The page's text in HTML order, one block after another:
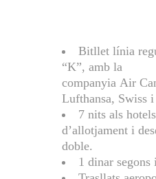
Bitllet línia
“K”, amb la
companyia Air
Lufthansa, Swiss
7 nits als
d’allotjament i
doble.
1 dinar segons